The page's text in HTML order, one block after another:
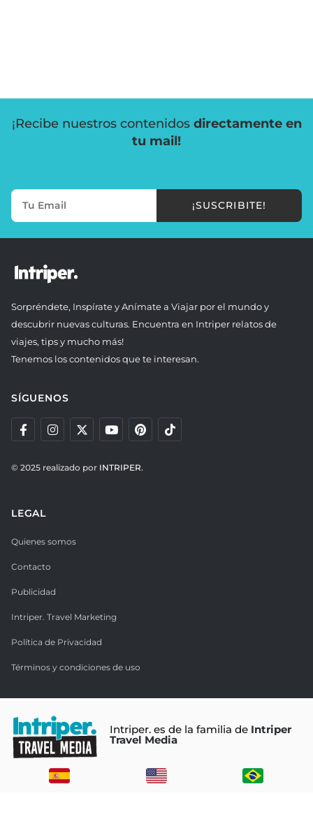
¡Recibe nuestros contenidos directamente en
tu mail!
¡SUSCRIBITE!
Sorpréndete, Inspírate y Anímate a Viajar por el mundo y
descubrir nuevas culturas. Encuentra en Intriper relatos de
viajes, tips y mucho más!
Tenemos los contenidos que te interesan.
SÍGUENOS
© 2025 realizado por INTRIPER.
LEGAL
Quienes somos
Contacto
Publicidad
Intriper. Travel Marketing
Política de Privacidad
Términos y condiciones de uso
Intriper. es de la familia de Intriper
Travel Media